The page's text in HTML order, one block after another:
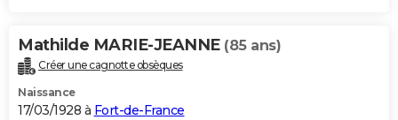
Mathilde MARIE-JEANNE (85 ans)
Créer une cagnotte obsèques
Naissance
17/03/1928 à Fort-de-France